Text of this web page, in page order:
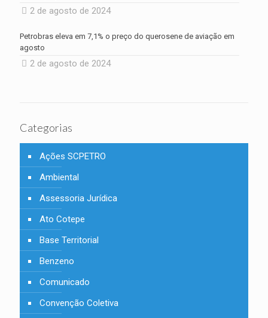
2 de agosto de 2024
Petrobras eleva em 7,1% o preço do querosene de aviação em
agosto
2 de agosto de 2024
Categorias
Ações SCPETRO
Ambiental
Assessoria Jurídica
Ato Cotepe
Base Territorial
Benzeno
Comunicado
Convenção Coletiva